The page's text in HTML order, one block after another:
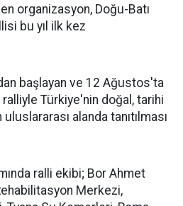
organizasyon, Doğu-Batı
bu yıl ilk kez
başlayan ve 12 Ağustos'ta
Türkiye'nin doğal, tarihi
alanda tanıtılması
ralli ekibi; Bor Ahmet
Merkezi,